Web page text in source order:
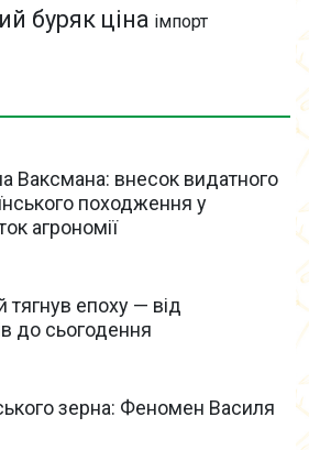
Ваксмана: внесок видатного
походження у
агрономії
тягнув епоху — від
до сьогодення
зерна: Феномен Василя
буряк ціна імпорт